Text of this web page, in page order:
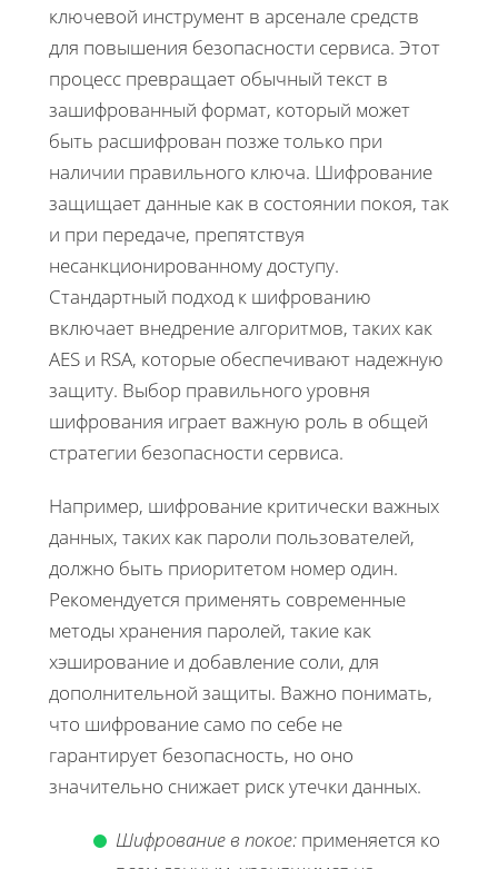
ключевой инструмент в арсенале средств
для повышения безопасности сервиса. Этот
процесс превращает обычный текст в
зашифрованный формат, который может
быть расшифрован позже только при
наличии правильного ключа. Шифрование
защищает данные как в состоянии покоя, так
и при передаче, препятствуя
несанкционированному доступу.
Стандартный подход к шифрованию
включает внедрение алгоритмов, таких как
AES и RSA, которые обеспечивают надежную
защиту. Выбор правильного уровня
шифрования играет важную роль в общей
стратегии безопасности сервиса.
Например, шифрование критически важных
данных, таких как пароли пользователей,
должно быть приоритетом номер один.
Рекомендуется применять современные
методы хранения паролей, такие как
хэширование и добавление соли, для
дополнительной защиты. Важно понимать,
что шифрование само по себе не
гарантирует безопасность, но оно
значительно снижает риск утечки данных.
Шифрование в покое: применяется ко